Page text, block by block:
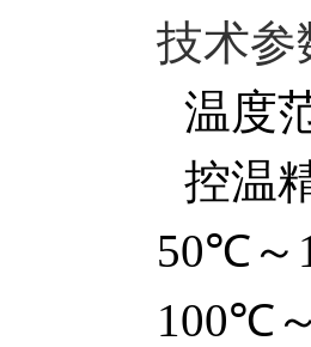
技术参
温度
控温
50℃
100℃